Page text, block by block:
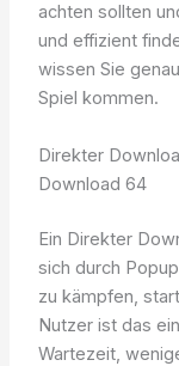
achten sollten
und effizient
wissen Sie
Spiel kommen.
Direkter
Download 64
Ein Direkter
sich durch
zu kämpfen,
Nutzer ist das
Wartezeit,